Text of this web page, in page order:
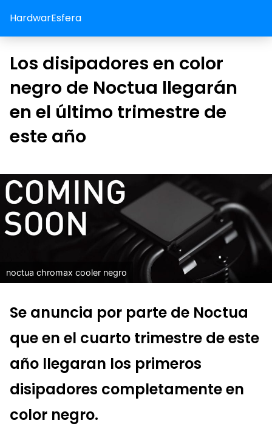
HardwarEsfera
Los disipadores en color
negro de Noctua llegarán
en el último trimestre de
este año
noctua chromax cooler negro
Se anuncia por parte de Noctua
que en el cuarto trimestre de este
año llegaran los primeros
disipadores completamente en
color negro.